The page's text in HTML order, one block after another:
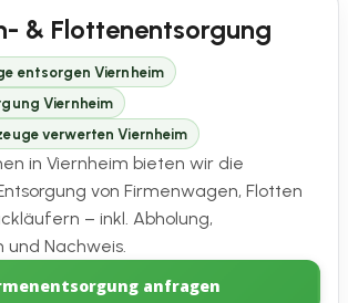
& Flottenentsorgung
entsorgen Viernheim
Viernheim
verwerten Viernheim
in Viernheim bieten wir die
von Firmenwagen, Flotten
– inkl. Abholung,
und Nachweis.
anfragen